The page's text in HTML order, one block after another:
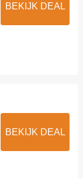
BEKIJK DEAL
BEKIJK DEAL